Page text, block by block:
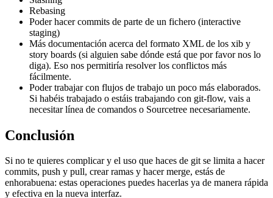
Rebasing
Poder hacer commits de parte de un fichero (interactive
staging)
Más documentación acerca del formato XML de los xib y
story boards (si alguien sabe dónde está que por favor nos lo
diga). Eso nos permitiría resolver los conflictos más
fácilmente.
Poder trabajar con flujos de trabajo un poco más elaborados.
Si habéis trabajado o estáis trabajando con git-flow, vais a
necesitar línea de comandos o Sourcetree necesariamente.
Conclusión
Si no te quieres complicar y el uso que haces de git se limita a hacer
commits, push y pull, crear ramas y hacer merge, estás de
enhorabuena: estas operaciones puedes hacerlas ya de manera rápida
y efectiva en la nueva interfaz.